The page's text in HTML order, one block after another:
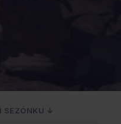
SEZÓNKU ↓